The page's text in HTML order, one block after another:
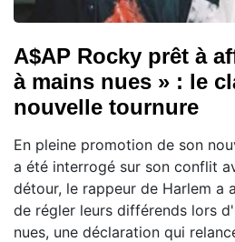
A$AP Rocky prêt à
à mains nues » : le
nouvelle tournure
En pleine promotion de son
a été interrogé sur son conflit
détour, le rappeur de Harlem a
de régler leurs différends lors
nues, une déclaration qui